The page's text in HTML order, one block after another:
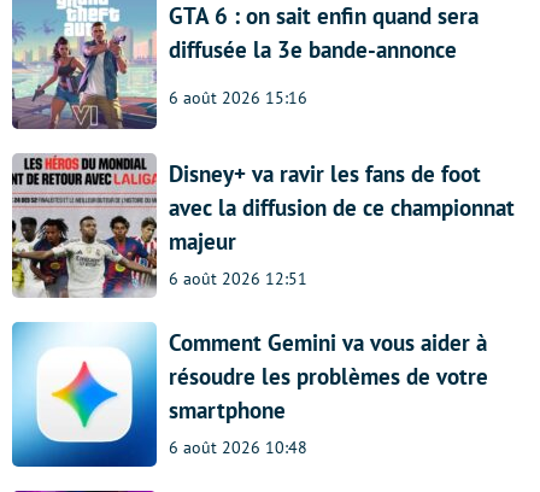
GTA 6 : on sait enfin quand sera
diffusée la 3e bande-annonce
6 août 2026 15:16
Disney+ va ravir les fans de foot
avec la diffusion de ce championnat
majeur
6 août 2026 12:51
Comment Gemini va vous aider à
résoudre les problèmes de votre
smartphone
6 août 2026 10:48